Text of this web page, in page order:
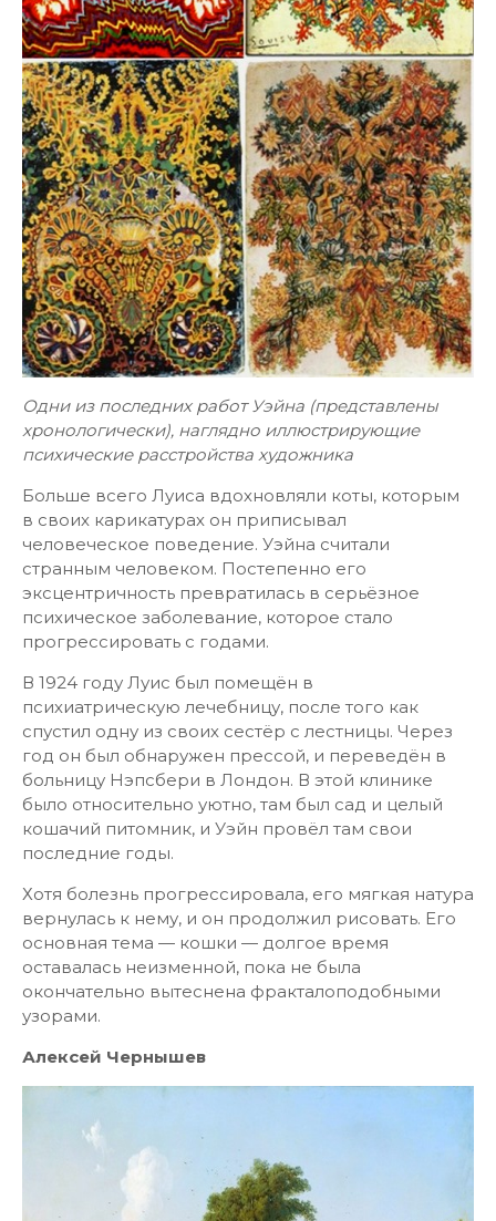
Одни из последних работ Уэйна (представлены
хронологически), наглядно иллюстрирующие
психические расстройства художника
Больше всего Луиса вдохновляли коты, которым
в своих карикатурах он приписывал
человеческое поведение. Уэйна считали
странным человеком. Постепенно его
эксцентричность превратилась в серьёзное
психическое заболевание, которое стало
прогрессировать с годами.
В 1924 году Луис был помещён в
психиатрическую лечебницу, после того как
спустил одну из своих сестёр с лестницы. Через
год он был обнаружен прессой, и переведён в
больницу Нэпсбери в Лондон. В этой клинике
было относительно уютно, там был сад и целый
кошачий питомник, и Уэйн провёл там свои
последние годы.
Хотя болезнь прогрессировала, его мягкая натура
вернулась к нему, и он продолжил рисовать. Его
основная тема — кошки — долгое время
оставалась неизменной, пока не была
окончательно вытеснена фракталоподобными
узорами.
Алексей Чернышев